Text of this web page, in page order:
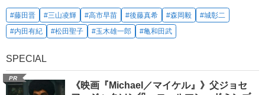
#藤田晋 #三山凌輝 #高市早苗 #後藤真希 #森岡毅
#城彰二
#内田有紀
#松田聖子 #玉木雄一郎 #亀和田武
SPECIAL
PR
《映画『Michael／マイケル』》父ジョセ